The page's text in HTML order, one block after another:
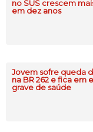
no SUS crescem
em dez anos
Jovem sofre queda
na BR 262 e fica em
grave de saúde